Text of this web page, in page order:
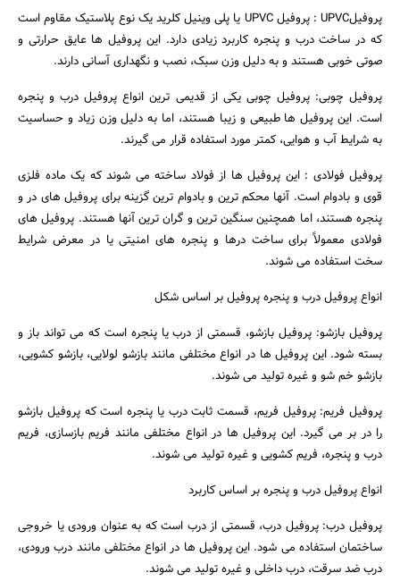
جستجو
پروفیلUPVC : پروفیل UPVC یا پلی وینیل کلرید یک نوع پلاستیک مقاوم است
که در ساخت درب و پنجره کاربرد زیادی دارد. این پروفیل ها عایق حرارتی و
صوتی خوبی هستند و به دلیل وزن سبک، نصب و نگهداری آسانی دارند.
پروفیل چوبی: پروفیل چوبی یکی از قدیمی ترین انواع پروفیل درب و پنجره
است. این پروفیل ها طبیعی و زیبا هستند، اما به دلیل وزن زیاد و حساسیت
به شرایط آب و هوایی، کمتر مورد استفاده قرار می گیرند.
پروفیل فولادی : این پروفیل ها از فولاد ساخته می شوند که یک ماده فلزی
قوی و بادوام است. آنها محکم ترین و بادوام ترین گزینه برای پروفیل های در و
پنجره هستند، اما همچنین سنگین ترین و گران ترین آنها هستند. پروفیل های
فولادی معمولاً برای ساخت درها و پنجره های امنیتی یا در معرض شرایط
سخت استفاده می شوند.
انواع پروفیل درب و پنجره پروفیل بر اساس شکل
پروفیل بازشو: پروفیل بازشو، قسمتی از درب یا پنجره است که می تواند باز و
بسته شود. این پروفیل ها در انواع مختلفی مانند بازشو لولایی، بازشو کشویی،
بازشو خم شو و غیره تولید می شوند.
پروفیل فریم: پروفیل فریم، قسمت ثابت درب یا پنجره است که پروفیل بازشو
را در بر می گیرد. این پروفیل ها در انواع مختلفی مانند فریم بازسازی، فریم
درب و پنجره، فریم کشویی و غیره تولید می شوند.
انواع پروفیل درب و پنجره بر اساس کاربرد
پروفیل درب: پروفیل درب، قسمتی از درب است که به عنوان ورودی یا خروجی
ساختمان استفاده می شود. این پروفیل ها در انواع مختلفی مانند درب ورودی،
درب ضد سرقت، درب داخلی و غیره تولید می شوند.